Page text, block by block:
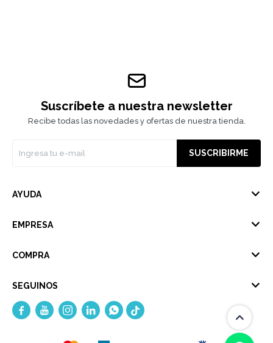
Suscríbete a nuestra newsletter
Recibe todas las novedades y ofertas de nuestra tienda.
SUSCRIBIRME
AYUDA
EMPRESA
COMPRA
SEGUINOS
    